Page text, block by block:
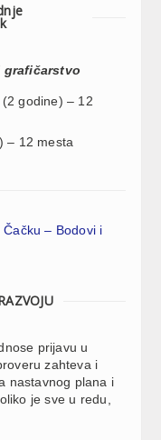
grafičarstvo
godine) – 12
– 12 mesta
– Bodovi i
prijavu u
zahteva i
nastavnog plana i
je sve u redu,